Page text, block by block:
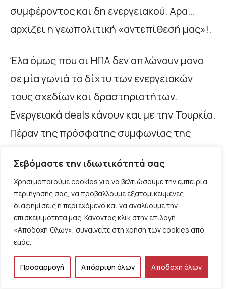
Σεβόμαστε την ιδιωτικότητά σας
Χρησιμοποιούμε cookies για να βελτιώσουμε την εμπειρία
περιήγησής σας, να προβάλλουμε εξατομικευμένες
διαφημίσεις ή περιεχόμενο και να αναλύουμε την
επισκεψιμότητά μας. Κάνοντας κλικ στην επιλογή
«Αποδοχή Όλων», συναινείτε στη χρήση των cookies από
εμάς.
Προσαρμογή Απόρριψη όλων Αποδοχή όλων
συμφέροντος και δη ενεργειακού. Άρα…
αρχίζει η γεωπολιτική «αντεπίθεσή μας»!.
Έλα όμως που οι ΗΠΑ δεν απλώνουν μόνο
σε μία γωνιά το δίχτυ των ενεργειακών
τους σχεδίων και δραστηριοτήτων.
Ενεργειακά deals κάνουν και με την Τουρκία.
Πέραν της πρόσφατης συμφωνίας της
έρευνες στη Μαύρη Θάλασσα και τη
Μεσόγειο, εξελίσσονται και συνομιλίες
μεταξύ της Chevron και της κρατικής
εταιρείας πετρελαίου, της TPAO (Türkiye
Petrolleri Anonim Ortaklığı), η οποία
δραστηριοποιείται στην έρευνα,
γεώτρηση, παραγωγή και εμπορία